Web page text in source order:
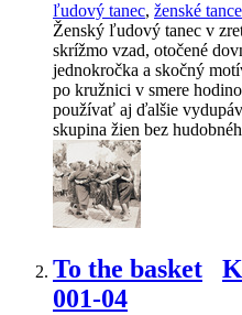
ľudový tanec, ženské tance
Ženský ľudový tanec v
skrížmo vzad, otočené
jednokročka a skočný
po kružnici v smere
používať aj ďalšie
skupina žien bez
To the basket
001-04